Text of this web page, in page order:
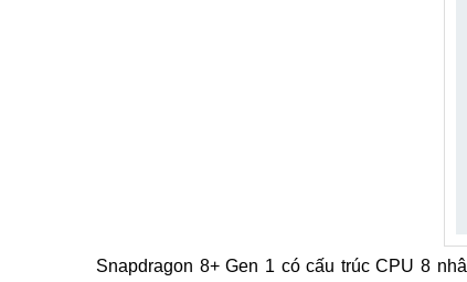
Snapdragon 8+ Gen 1 có cấu trúc CPU 8